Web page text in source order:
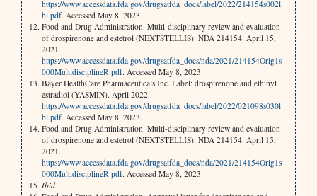
https://www.accessdata.fda.gov/drugsatfda_docs/label/2022/214154s002l
bl.pdf. Accessed May 8, 2023.
Food and Drug Administration. Multi-disciplinary review and evaluation
of drospirenone and estetrol (NEXTSTELLIS). NDA 214154. April 15,
2021.
https://www.accessdata.fda.gov/drugsatfda_docs/nda/2021/214154Orig1s
000MultidisciplineR.pdf. Accessed May 8, 2023.
Bayer HealthCare Pharmaceuticals Inc. Label: drospirenone and ethinyl
estradiol (YASMIN). April 2022.
https://www.accessdata.fda.gov/drugsatfda_docs/label/2022/021098s030l
bl.pdf. Accessed May 8, 2023.
Food and Drug Administration. Multi-disciplinary review and evaluation
of drospirenone and estetrol (NEXTSTELLIS). NDA 214154. April 15,
2021.
https://www.accessdata.fda.gov/drugsatfda_docs/nda/2021/214154Orig1s
000MultidisciplineR.pdf. Accessed May 8, 2023.
Ibid.